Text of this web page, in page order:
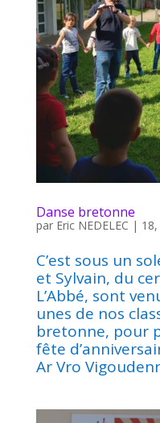
Danse bretonne
par Eric NEDELEC |
C’est sous un
et Sylvain, du
L’Abbé, sont
unes de nos
bretonne, pour
fête
Ar Vro